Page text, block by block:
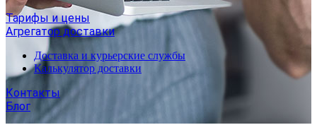
Тарифы и цены
Агрегатор доставки
Доставка и курьерские службы
Калькулятор доставки
Контакты
Блог